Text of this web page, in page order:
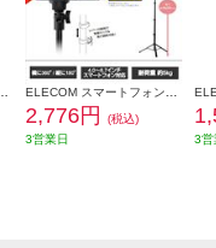
2,776円
(税込)
3営業日
3営